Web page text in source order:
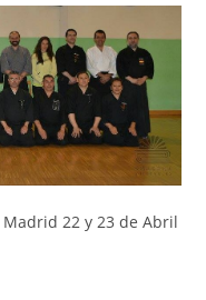
22 y 23 de Abril